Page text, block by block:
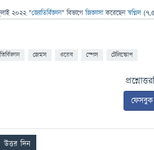
2022 "জ্যোতির্বিজ্ঞান" বিভাগে জিজ্ঞাসাকরেছেনস্বপ্নিল (
জেমস ওয়েব স্পেস টেলিস্কোপ
ফেসবুক